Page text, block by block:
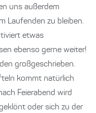
uns außerdem
Laufenden zu bleiben.
etwas
ebenso gerne weiter!
großgeschrieben.
kommt natürlich
Feierabend wird
oder sich zu der